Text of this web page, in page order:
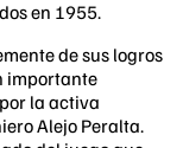
en 1955.
de sus logros
importante
la activa
Alejo Peralta.